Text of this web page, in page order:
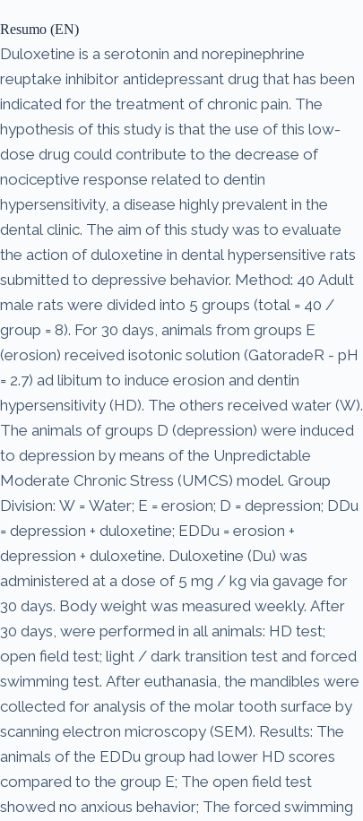
Resumo (EN)
Duloxetine is a serotonin and norepinephrine
reuptake inhibitor antidepressant drug that has been
indicated for the treatment of chronic pain. The
hypothesis of this study is that the use of this low-
dose drug could contribute to the decrease of
nociceptive response related to dentin
hypersensitivity, a disease highly prevalent in the
dental clinic. The aim of this study was to evaluate
the action of duloxetine in dental hypersensitive rats
submitted to depressive behavior. Method: 40 Adult
male rats were divided into 5 groups (total = 40 /
group = 8). For 30 days, animals from groups E
(erosion) received isotonic solution (GatoradeR - pH
= 2.7) ad libitum to induce erosion and dentin
hypersensitivity (HD). The others received water (W).
The animals of groups D (depression) were induced
to depression by means of the Unpredictable
Moderate Chronic Stress (UMCS) model. Group
Division: W = Water; E = erosion; D = depression; DDu
= depression + duloxetine; EDDu = erosion +
depression + duloxetine. Duloxetine (Du) was
administered at a dose of 5 mg / kg via gavage for
30 days. Body weight was measured weekly. After
30 days, were performed in all animals: HD test;
open field test; light / dark transition test and forced
swimming test. After euthanasia, the mandibles were
collected for analysis of the molar tooth surface by
scanning electron microscopy (SEM). Results: The
animals of the EDDu group had lower HD scores
compared to the group E; The open field test
showed no anxious behavior; The forced swimming